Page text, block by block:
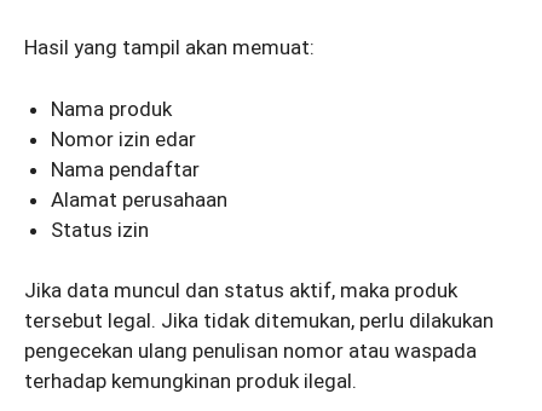
Hasil yang tampil akan memuat:
Nama produk
Nomor izin edar
Nama pendaftar
Alamat perusahaan
Status izin
Jika data muncul dan status aktif, maka produk
tersebut legal. Jika tidak ditemukan, perlu dilakukan
pengecekan ulang penulisan nomor atau waspada
terhadap kemungkinan produk ilegal.